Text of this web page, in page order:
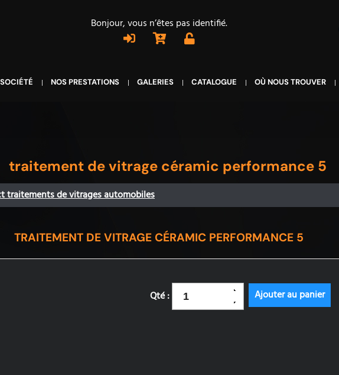
Bonjour, vous n’êtes pas identifié.
NOS PRESTATIONS GALERIES CATALOGUE OÙ NOUS TROUVER
traitement de vitrage céramic performance 5
traitements de vitrages automobiles
TRAITEMENT DE VITRAGE CÉRAMIC PERFORMANCE 5
Qté :